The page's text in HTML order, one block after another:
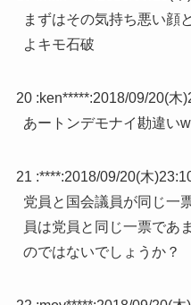
まずはその気持ち悪い顔
よキモ石破
20 :ken*****:2018/09/20(木
あートンデモナイ勘違いw
21 :****:2018/09/20(木
党員と国会議員が同じ一
員は党員と同じ一票であ
のではないでしょうか？